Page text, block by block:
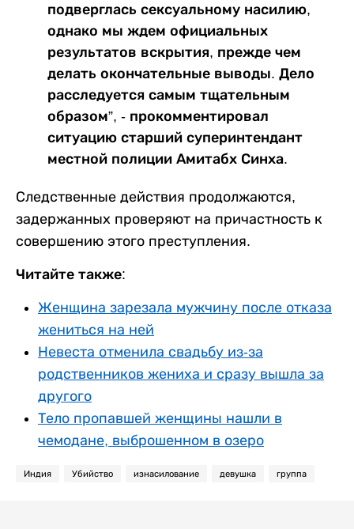
подверглась сексуальному насилию,
однако мы ждем официальных
результатов вскрытия, прежде чем
делать окончательные выводы. Дело
расследуется самым тщательным
образом”, - прокомментировал
ситуацию старший суперинтендант
местной полиции Амитабх Синха.
Следственные действия продолжаются,
задержанных проверяют на причастность к
совершению этого преступления.
Читайте также:
Женщина зарезала мужчину после отказа
жениться на ней
Невеста отменила свадьбу из-за
родственников жениха и сразу вышла за
другого
Тело пропавшей женщины нашли в
чемодане, выброшенном в озеро
Индия Убийство изнасилование девушка группа